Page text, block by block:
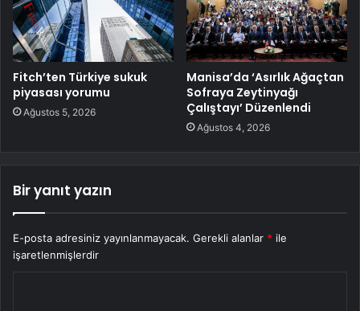
Fitch’ten Türkiye sukuk
piyasası yorumu
Ağustos 5, 2026
Manisa’da ‘Asırlık Ağaçtan
Sofraya Zeytinyağı
Çalıştayı’ Düzenlendi
Ağustos 4, 2026
Bir yanıt yazın
E-posta adresiniz yayınlanmayacak. Gerekli alanlar * ile
işaretlenmişlerdir